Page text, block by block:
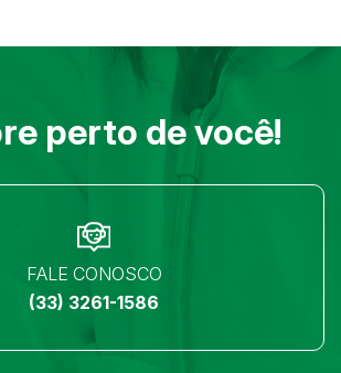
perto de você!
FALE CONOSCO
(33) 3261-1586